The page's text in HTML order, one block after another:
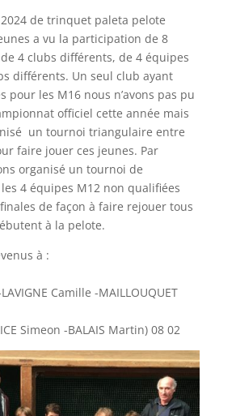
de trinquet paleta pelote
a vu la participation de 8
4 clubs différents, de 4 équipes
différents. Un seul club ayant
pour les M16 nous n’avons pas pu
officiel cette année mais
un tournoi triangulaire entre
faire jouer ces jeunes. Par
organisé un tournoi de
4 équipes M12 non qualifiées
de façon à faire rejouer tous
à la pelote.
à :
Camille -MAILLOUQUET
Simeon -BALAIS Martin) 08 02